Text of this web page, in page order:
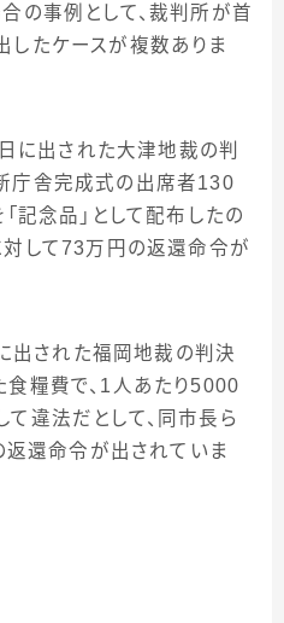
の事例として、裁判所が首
したケースが複数ありま
日に出された大津地裁の判
庁舎完成式の出席者130
記念品」として配布したの
して73万円の返還命令が
出された福岡地裁の判決
糧費で、 1 人あたり5000
違法だとして、同市長ら
返還命令が出されていま